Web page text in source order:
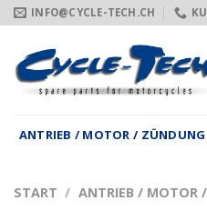
Zum
Inhalt
springen
INFO@CYCLE-TECH.CH
ANTRIEB / MOTOR / ZÜNDUNG
START / ANTRIEB / MOTOR /